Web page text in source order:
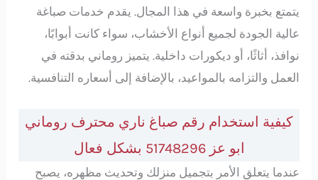
يتمتع بخبرة واسعة في هذا المجال. يقدم خدمات صباغة
عالية الجودة لجميع أنواع الأخشاب، سواء كانت أبوابًا،
نوافذ، أثاثًا، أو ديكورات داخلية. يتميز روماني بدقته في
العمل والتزامه بالمواعيد، بالإضافة إلى أسعاره التنافسية.
كيفية استخدام رقم صباغ ناري محترف روماني
ابو عز 51748296 بشكل فعال
عندما يتعلق الأمر بتجميل منزلك وتحديث مظهره، يصبح